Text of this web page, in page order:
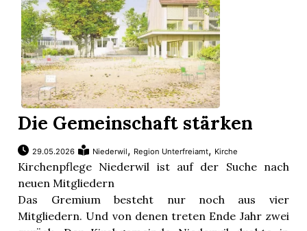
Die Gemeinschaft stärken
29.05.2026 Niederwil, Region Unterfreiamt, Kirche
Kirchenpflege Niederwil ist auf der Suche nach
neuen Mitgliedern
Das Gremium besteht nur noch aus vier
Mitgliedern. Und von denen treten Ende Jahr zwei